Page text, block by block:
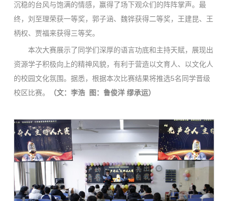
沉稳的台风与饱满的情感，赢得了场下观众们的阵阵掌声。最
终，刘至理荣获一等奖，郭子涵、魏铧获得二等奖，王建昆、王
柄权、贾福来获得三等奖。
本次大赛展示了同学们深厚的语言功底和主持天赋，展现出
资源学子积极向上的精神风貌，有利于营造以文育人、以文化人
的校园文化氛围。据悉，根据本次比赛结果将推选5名同学晋级
校区比赛。
（文：李浩 图：鲁俊洋 缪承运）